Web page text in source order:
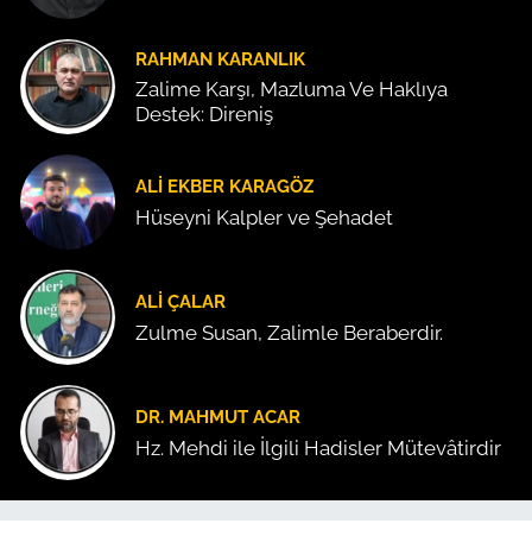
RAHMAN KARANLIK
Zalime Karşı, Mazluma Ve Haklıya
Destek: Direniş
ALI EKBER KARAGÖZ
Hüseyni Kalpler ve Şehadet
ALI ÇALAR
Zulme Susan, Zalimle Beraberdir.
DR. MAHMUT ACAR
Hz. Mehdi ile İlgili Hadisler Mütevâtirdir